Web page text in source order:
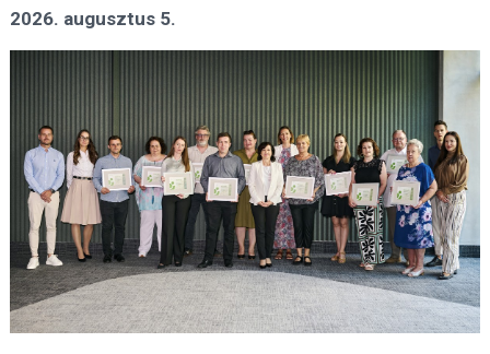
2026. augusztus 5.